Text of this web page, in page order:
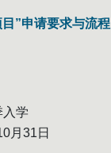
”申请要求与流程
入学
月31日